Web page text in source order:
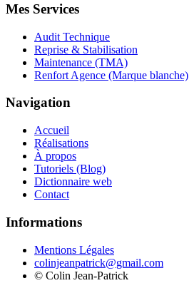
Mes Services
Audit Technique
Reprise & Stabilisation
Maintenance (TMA)
Renfort Agence (Marque blanche)
Navigation
Accueil
Réalisations
À propos
Tutoriels (Blog)
Dictionnaire web
Contact
Informations
Mentions Légales
colinjeanpatrick@gmail.com
© Colin Jean-Patrick